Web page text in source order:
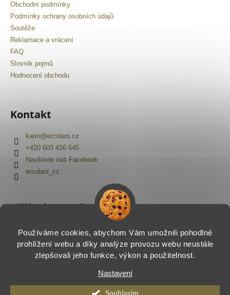
Používáme cookies, abychom Vám umožnili pohodlné
prohlížení webu a díky analýze provozu webu neustále
zlepšovali jeho funkce, výkon a použitelnost.
Nastavení
Souhlasím
Obchodní podmínky
Podmínky ochrany osobních údajů
Soutěže
Reklamace a vrácení
FAQ
Slovník pojmů
Hodnocení obchodu
Kontakt
karin@ercolani.cz
+420 603 416 645
Navštivte náš Facebook
ercolani_cz
Přijímáme online platby
Vytvořil Shoptet
Ercolani.cz. Všechna práva vyhrazena.